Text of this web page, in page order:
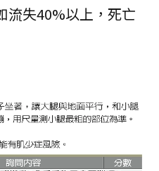
流失40%以上，死亡